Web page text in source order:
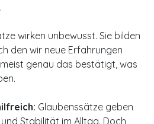
wirken unbewusst. Sie bilden
den wir neue Erfahrungen
genau das bestätigt, was
Glaubenssätze geben
Stabilität im Alltag. Doch